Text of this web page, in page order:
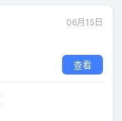
06月15日
查看